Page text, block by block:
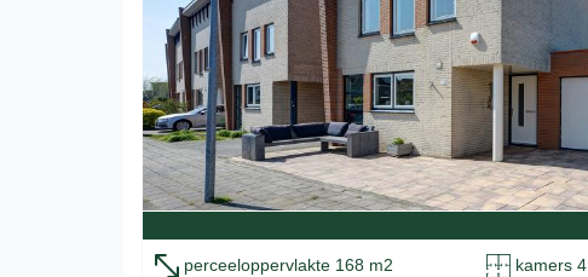
perceeloppervlakte 168 m2
kamers 4